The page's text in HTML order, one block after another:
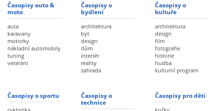
Časopisy auto &
moto
auta
karavany
motorky
nákladní automobily
tuning
veteráni
Časopisy o
bydlení
architektura
byt
design
dům
interiér
reality
zahrada
Časopisy o
kultuře
architektura
design
film
fotografie
historie
hudba
kulturní program
Časopisy o sportu
Časopisy o
technice
Časopisy pro děti